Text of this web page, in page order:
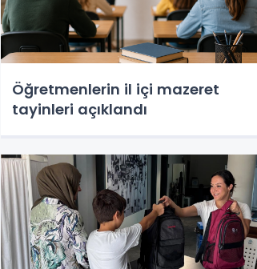
Öğretmenlerin il içi mazeret
tayinleri açıklandı